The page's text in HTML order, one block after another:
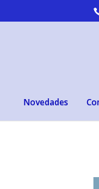
Novedades